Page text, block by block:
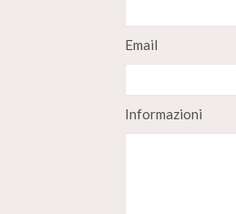
Email
Informazioni